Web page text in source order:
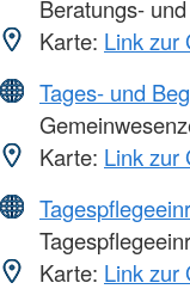
Beratungs-
Karte: Link zur
Tages- und
Karte: Link zur
Karte: Link zur